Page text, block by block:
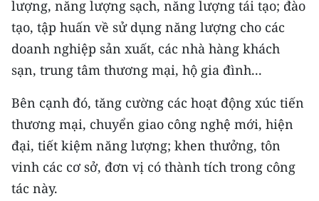
lượng, năng lượng sạch, năng lượng tái tạo; đào
tạo, tập huấn về sử dụng năng lượng cho các
doanh nghiệp sản xuất, các nhà hàng khách
sạn, trung tâm thương mại, hộ gia đình...
Bên cạnh đó, tăng cường các hoạt động xúc tiến
thương mại, chuyển giao công nghệ mới, hiện
đại, tiết kiệm năng lượng; khen thưởng, tôn
vinh các cơ sở, đơn vị có thành tích trong công
tác này.